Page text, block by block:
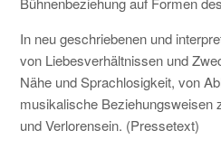
In neu geschriebenen und
von Liebesverhältnissen und
Nähe und Sprachlosigkeit, von
musikalische Beziehungsweisen
und Verlorensein. (Pressetext)